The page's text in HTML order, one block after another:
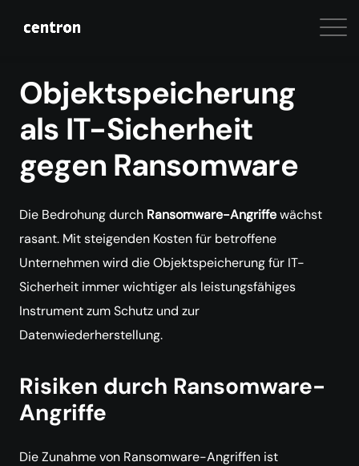
Objektspeicherung
als IT-Sicherheit
gegen Ransomware
Die Bedrohung durch Ransomware-Angriffewächst
rasant. Mit steigenden Kosten für betroffene
Unternehmen wird die Objektspeicherung für IT-
Sicherheit immer wichtiger als leistungsfähiges
Instrument zum Schutz und zur
Datenwiederherstellung.
Risiken durch Ransomware-
Angriffe
Die Zunahme von Ransomware-Angriffen ist